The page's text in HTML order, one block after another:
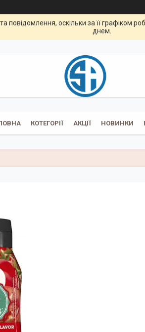
оскільки за її графіком
днем.
КОТЕГОРІЇ АКЦІЇ НОВИНКИ